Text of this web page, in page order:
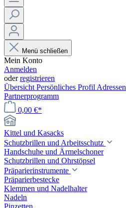
Menü schließen
Mein Konto
Anmelden
oderregistrieren
Übersicht Persönliches Profil Adressen
Partnerprogramm
0,00 €*
Kittel und Kasacks
Schutzbrillen und Arbeitsschutz
Handschuhe und Ärmelschoner
Schutzbrillen und Ohrstöpsel
Präparierinstrumente
Präparierbestecke
Klemmen und Nadelhalter
Nadeln
Pinzetten